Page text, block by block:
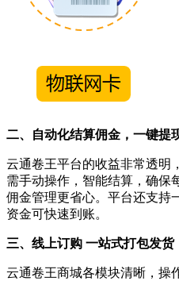
二、自动化结算佣金，一键提
云通卷王平台的收益非常透明
需手动操作，智能结算，确保
佣金管理更省心。平台还支持
资金可快速到账。
三、线上订购 一站式打包发货
云通卷王商城各模块清晰，操